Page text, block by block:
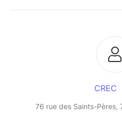
CREC
76 rue des Saints-Pères,